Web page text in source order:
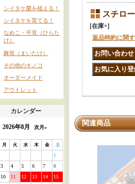
シイタケ菌を植える！
シイタケを育てる！
なめこ・平茸（ひらた
け）
舞茸（まいたけ）
その他のキノコ
オーダーメイド
アウトレット
カレンダー
2026年8月 次月»
月 火 水 木 金 土
1
3 4 5 6 7
8
10 11 12 13 14
15
スチロ
[在庫×]
返品特約に関
関連商品